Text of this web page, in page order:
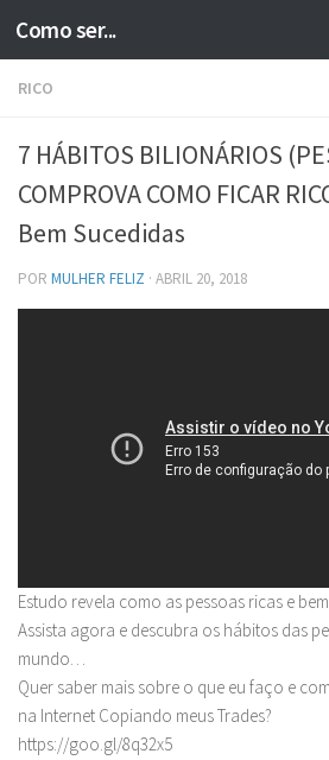
Skip to content
Como ser...
RICO
7 HÁBITOS BILIONÁRIOS
COMPROVA COMO FICAR
Bem Sucedidas
POR MULHER FELIZ · ABRIL 20, 2018
Estudo revela como as pessoas ricas e
Assista agora e descubra os hábitos das
mundo…
Quer saber mais sobre o que eu faço e
na Internet Copiando meus Trades?
https://goo.gl/8q32x5